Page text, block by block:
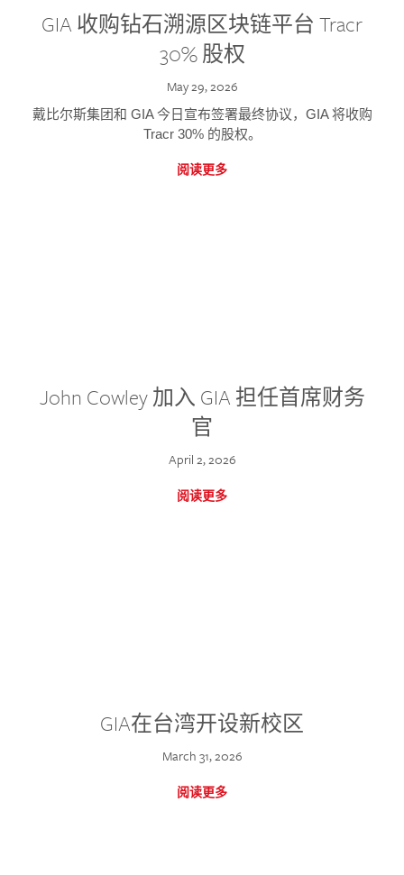
GIA 收购钻石溯源区块链平台 Tracr
30% 股权
May 29, 2026
戴比尔斯集团和 GIA 今日宣布签署最终协议，GIA 将收购
Tracr 30% 的股权。
阅读更多
John Cowley 加入 GIA 担任首席财务
官
April 2, 2026
阅读更多
GIA在台湾开设新校区
March 31, 2026
阅读更多